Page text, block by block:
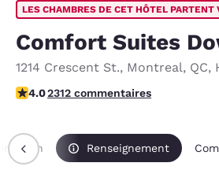
LES CHAMBRES DE CET HÔTEL PARTENT
Comfort Suites
1214 Crescent St., Montreal, QC,
3.97 étoiles. Bien.
4.02312 commentaires
Renseignement